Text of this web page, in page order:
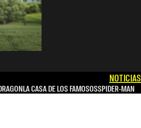
NOTICIAS
LA CASA DE LOS FAMOSOSSPIDER-MAN